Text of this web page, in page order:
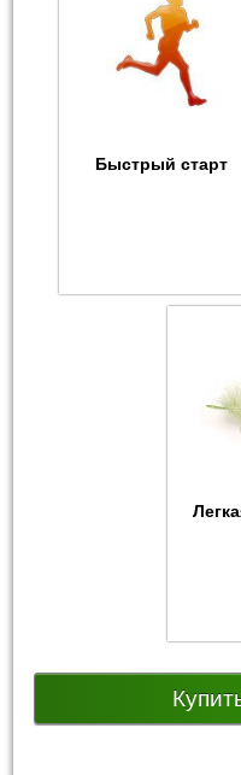
Быстрый старт